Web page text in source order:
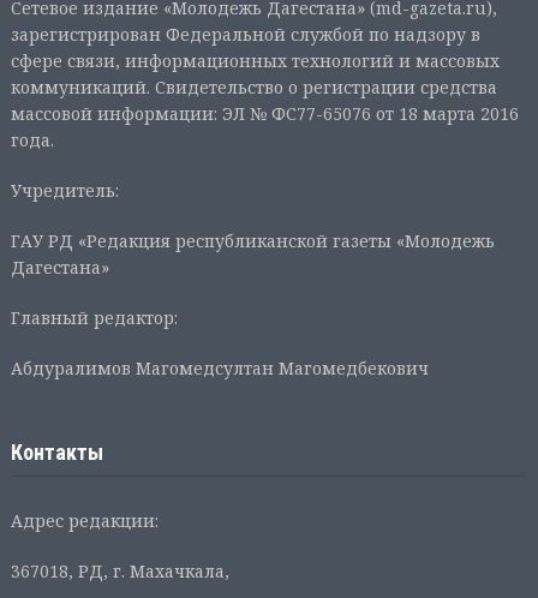
Сетевое издание «Молодежь Дагестана» (md-gazeta.ru),
зарегистрирован Федеральной службой по надзору в
сфере связи, информационных технологий и массовых
коммуникаций. Свидетельство о регистрации средства
массовой информации: ЭЛ № ФС77-65076 от 18 марта 2016
года.
Учредитель:
ГАУ РД «Редакция республиканской газеты «Молодежь
Дагестана»
Главный редактор:
Абдуралимов Магомедсултан Магомедбекович
Контакты
Адрес редакции:
367018, РД, г. Махачкала,